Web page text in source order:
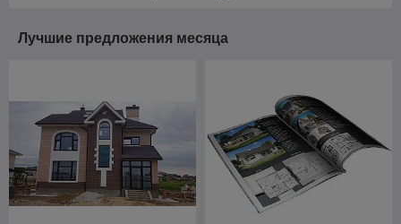
Лучшие предложения месяца